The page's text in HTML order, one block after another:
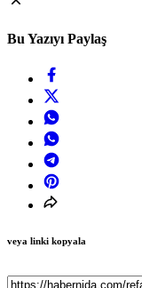
Bu Yazıyı Paylaş
veya linki kopyala